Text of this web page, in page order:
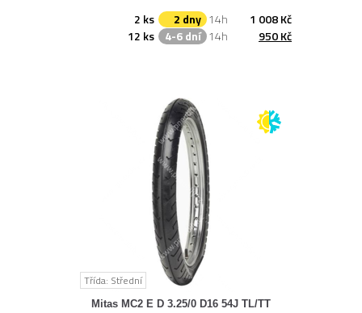
1 008 Kč
14h
2 dny
2 ks
950 Kč
14h
4-6 dní
12 ks
Třída: Střední
Mitas MC2 E D 3.25/0 D16 54J TL/TT